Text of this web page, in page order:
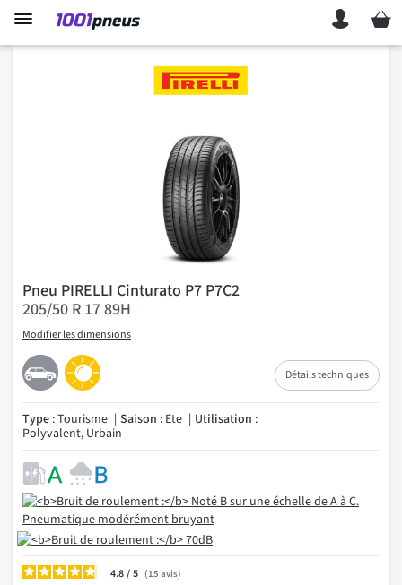
Mon
Pneu PIRELLI Cinturato P7 P7C2
205/50 R 17 89H
Modifier les dimensions
Détails techniques
Type : Tourisme Saison : Ete Utilisation :
Polyvalent, Urbain
4.8/ 15 avis